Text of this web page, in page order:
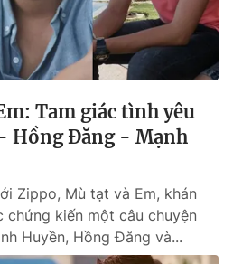
Tam giác tình yêu
Hồng Đăng - Mạnh
Zippo, Mù tạt và Em, khán
chứng kiến một câu chuyện
Huyền, Hồng Đăng và...